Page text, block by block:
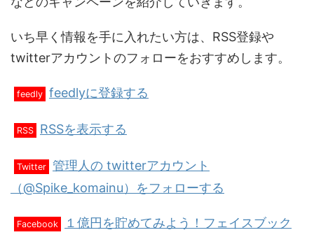
いち早く情報を手に入れたい方は、RSS登録や
twitterアカウントのフォローをおすすめします。
feedly feedlyに登録する
RSS RSSを表示する
Twitter 管理人の twitterアカウント
（@Spike_komainu）をフォローする
Facebook
１億円を貯めてみよう！フェイスブック